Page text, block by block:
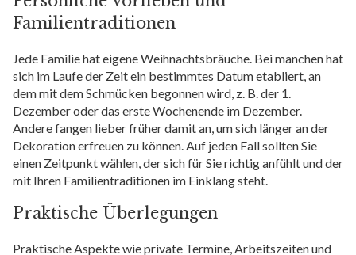
Familientraditionen
Jede Familie hat eigene Weihnachtsbräuche. Bei manchen hat
sich im Laufe der Zeit ein bestimmtes Datum etabliert, an
dem mit dem Schmücken begonnen wird, z. B. der 1.
Dezember oder das erste Wochenende im Dezember.
Andere fangen lieber früher damit an, um sich länger an der
Dekoration erfreuen zu können. Auf jeden Fall sollten Sie
einen Zeitpunkt wählen, der sich für Sie richtig anfühlt und der
mit Ihren Familientraditionen im Einklang steht.
Praktische Überlegungen
Praktische Aspekte wie private Termine, Arbeitszeiten und